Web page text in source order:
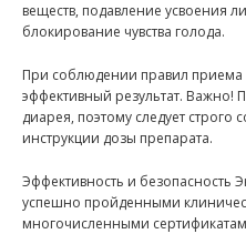
веществ, подавление усвоения
блокирование чувства голода.
При соблюдении правил приема
эффективный результат. Важно!
диарея, поэтому следует
инструкции дозы препарата.
Эффективность и безопасность
успешно пройденными
многочисленными